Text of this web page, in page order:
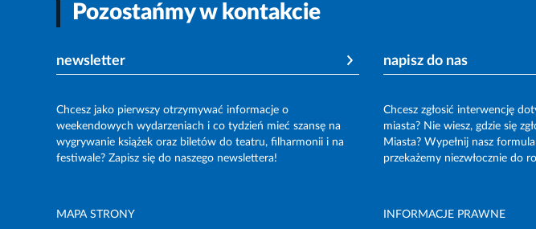
Pozostańmy w kontakcie
newsletter
Chcesz jako pierwszy otrzymywać informacje o
weekendowych wydarzeniach i co tydzień mieć szansę na
wygrywanie książek oraz biletów do teatru, filharmonii i na
festiwale? Zapisz się do naszego newslettera!
napisz do nas
Chcesz zgłosić interwencję
miasta? Nie wiesz, gdzie się
Miasta? Wypełnij nasz
przekażemy niezwłocznie do
MAPA STRONY INFORMACJE PRAWNE